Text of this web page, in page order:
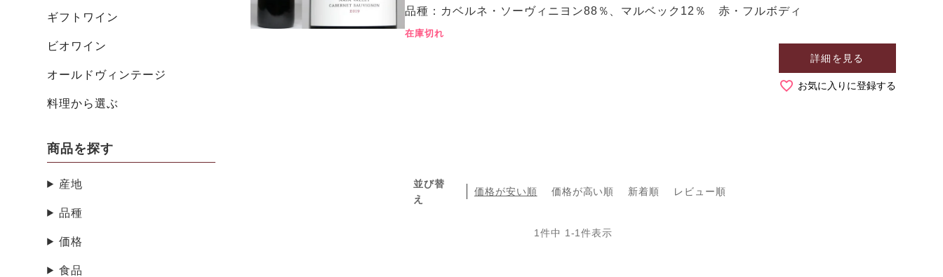
ギフトワイン
ビオワイン
オールドヴィンテージ
料理から選ぶ
商品を探す
産地
品種
価格
食品
品種：カベルネ・ソーヴィニヨン88％、マルベック12％ 赤・フルボディ
在庫切れ
詳細を見る
お気に入りに登録する
並び替
え
価格が安い順 価格が高い順 新着順 レビュー順
1 件中 1 -1件表示